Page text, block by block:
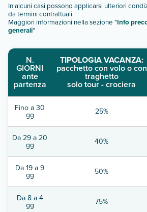
In alcuni casi possono applicarsi ulteriori
da termini contrattuali
Maggiori informazioni nella sezione "Info
generali"
N.
GIORNI
ante
partenza
TIPOLOGIA VACANZA:
pacchetto con volo o con
traghetto
solo tour - crociera
Fino a 30
gg 25%
Da 29 a 20
gg 40%
Da 19 a 9
gg 50%
Da 8 a 4
gg 75%